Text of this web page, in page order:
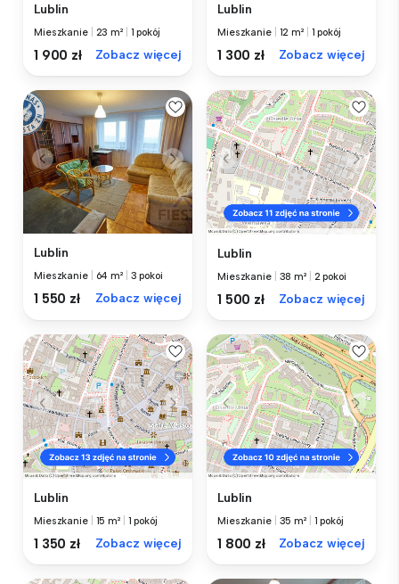
Lublin
Mieszkanie 23 m² 1 pokój
1 900 zł Zobacz więcej
Lublin
Mieszkanie 12 m² 1 pokój
1 300 zł Zobacz więcej
Lublin
Mieszkanie 64 m² 3 pokoi
1 550 zł Zobacz więcej
Lublin
Mieszkanie 38 m² 2 pokoi
1 500 zł Zobacz więcej
Lublin
Mieszkanie 15 m² 1 pokój
1 350 zł Zobacz więcej
Lublin
Mieszkanie 35 m² 1 pokój
1 800 zł Zobacz więcej